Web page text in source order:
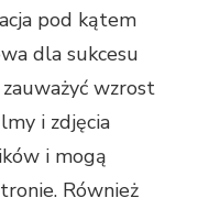
pod kątem
dla sukcesu
wzrost
i zdjęcia
i mogą
Również